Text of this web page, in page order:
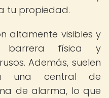
tu propiedad.
altamente visibles y
barrera física y
Además, suelen
una central de
de alarma, lo que